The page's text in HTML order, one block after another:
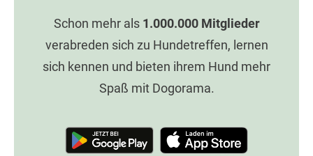
Schon mehr als 1.000.000Mitglieder
verabreden sich zu Hundetreffen, lernen
sich kennen und bieten ihrem Hund mehr
Spaß mit Dogorama.